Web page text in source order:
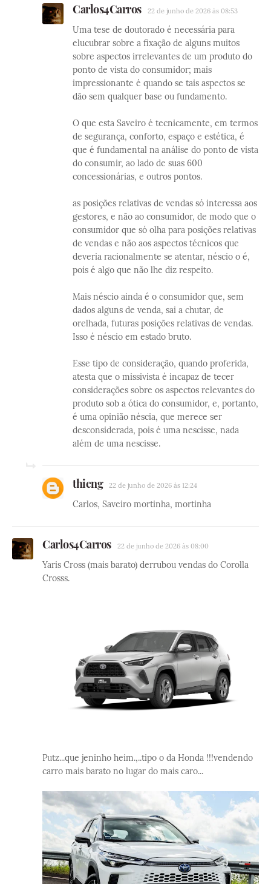
Carlos4Carros 22 de junho de 2026 às 08:53
Uma tese de doutorado é necessária para
elucubrar sobre a fixação de alguns muitos
sobre aspectos irrelevantes de um produto do
ponto de vista do consumidor; mais
impressionante é quando se tais aspectos se
dão sem qualquer base ou fundamento.
O que esta Saveiro é tecnicamente, em termos
de segurança, conforto, espaço e estética, é
que é fundamental na análise do ponto de vista
do consumir, ao lado de suas 600
concessionárias, e outros pontos.
as posições relativas de vendas só interessa aos
gestores, e não ao consumidor, de modo que o
consumidor que só olha para posições relativas
de vendas e não aos aspectos técnicos que
deveria racionalmente se atentar, néscio o é,
pois é algo que não lhe diz respeito.
Mais néscio ainda é o consumidor que, sem
dados alguns de venda, sai a chutar, de
orelhada, futuras posições relativas de vendas.
Isso é néscio em estado bruto.
Esse tipo de consideração, quando proferida,
atesta que o missivista é incapaz de tecer
considerações sobre os aspectos relevantes do
produto sob a ótica do consumidor, e, portanto,
é uma opinião néscia, que merece ser
desconsiderada, pois é uma nescisse, nada
além de uma nescisse.
thieng 22 de junho de 2026 às 12:24
Carlos, Saveiro mortinha, mortinha
Carlos4Carros 22 de junho de 2026 às 08:00
Yaris Cross (mais barato) derrubou vendas do Corolla
Crosss.
Putz...que jeninho heim.,..tipo o da Honda !!!vendendo
carro mais barato no lugar do mais caro...